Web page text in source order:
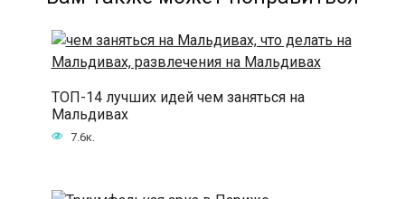
ТОП-14 лучших идей чем заняться на
Мальдивах
7.6к.